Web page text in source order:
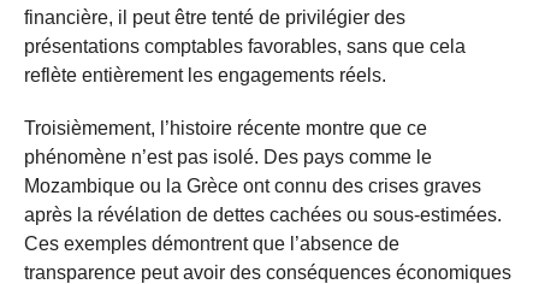
financière, il peut être tenté de privilégier des
présentations comptables favorables, sans que cela
reflète entièrement les engagements réels.
Troisièmement, l’histoire récente montre que ce
phénomène n’est pas isolé. Des pays comme le
Mozambique ou la Grèce ont connu des crises graves
après la révélation de dettes cachées ou sous-estimées.
Ces exemples démontrent que l’absence de
transparence peut avoir des conséquences économiques